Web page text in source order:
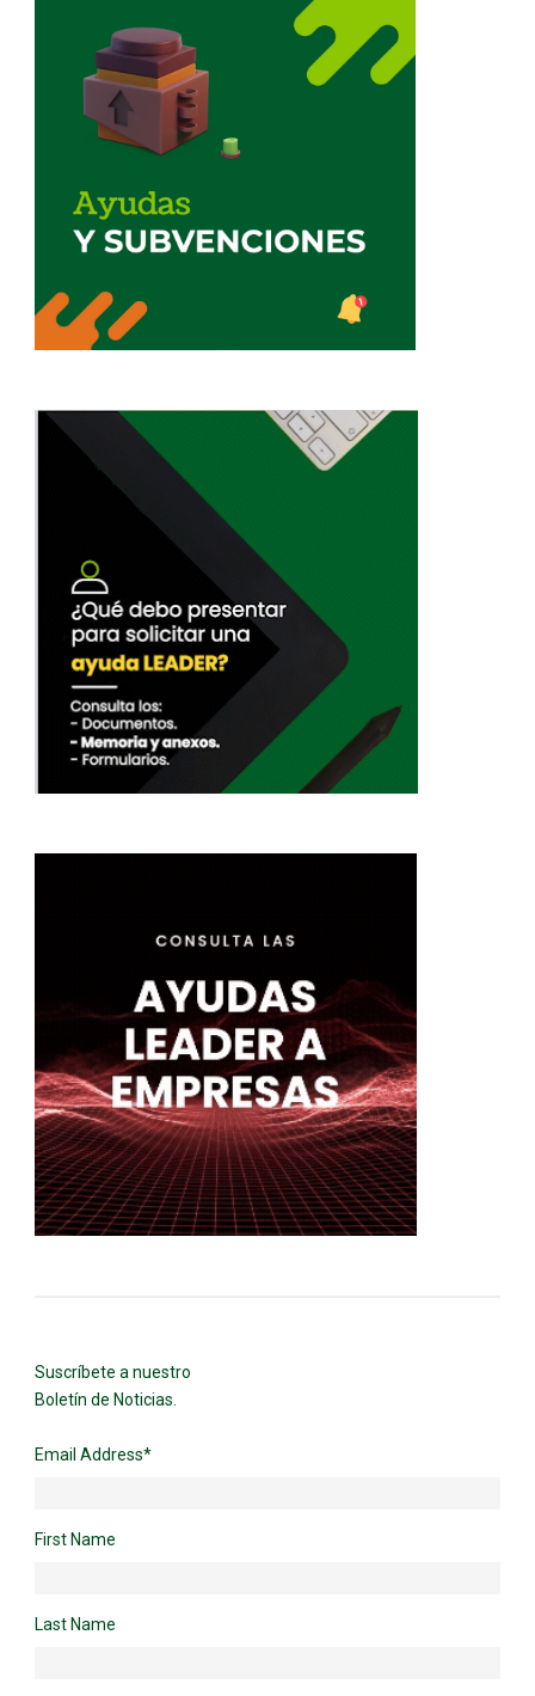
Suscríbete a nuestro
Boletín de Noticias.
Email Address*
First Name
Last Name